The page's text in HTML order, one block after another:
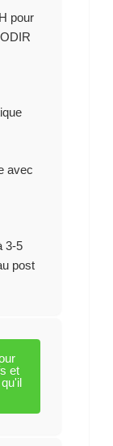
pour
avec
3-5
post
et